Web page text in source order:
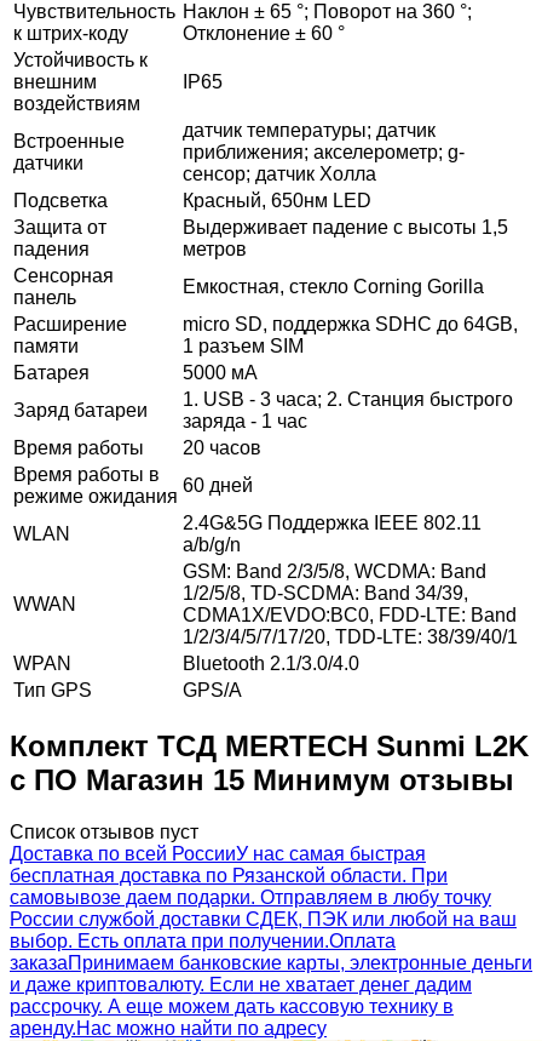
Чувствительность
к штрих-коду
Наклон ± 65 °; Поворот на 360 °;
Отклонение ± 60 °
Устойчивость к
внешним
воздействиям
IP65
Встроенные
датчики
датчик температуры; датчик
приближения; акселерометр; g-
сенсор; датчик Холла
Подсветка
Красный, 650нм LED
Защита от
падения
Выдерживает падение с высоты 1,5
метров
Сенсорная
панель
Емкостная, стекло Corning Gorilla
Расширение
памяти
micro SD, поддержка SDHC до 64GB,
1 разъем SIM
Батарея
5000 мА
Заряд батареи
1. USB - 3 часа; 2. Станция быстрого
заряда - 1 час
Время работы
20 часов
Время работы в
режиме ожидания
60 дней
WLAN
2.4G&5G Поддержка IEEE 802.11
a/b/g/n
WWAN
GSM: Band 2/3/5/8, WCDMA: Band
1/2/5/8, TD-SCDMA: Band 34/39,
CDMA1X/EVDO:BC0, FDD-LTE: Band
1/2/3/4/5/7/17/20, TDD-LTE: 38/39/40/1
WPAN
Bluetooth 2.1/3.0/4.0
Тип GPS
GPS/A
Комплект ТСД MERTECH Sunmi L2K
с ПО Магазин 15 Минимум отзывы
Список отзывов пуст
Доставка по всей РоссииУ нас самая быстрая
бесплатная доставка по Рязанской области. При
самовывозе даем подарки. Отправляем в любу точку
России службой доставки СДЕК, ПЭК или любой на ваш
выбор. Есть оплата при получении.Оплата
заказаПринимаем банковские карты, электронные деньги
и даже криптовалюту. Если не хватает денег дадим
рассрочку. А еще можем дать кассовую технику в
аренду.Нас можно найти по адресу